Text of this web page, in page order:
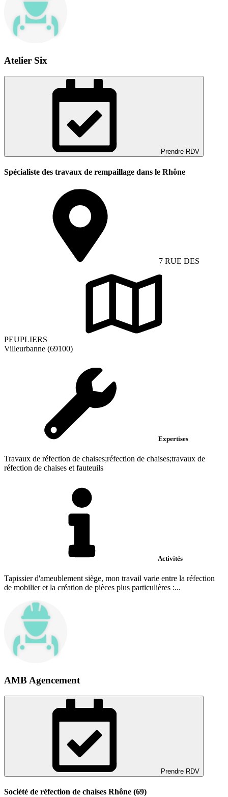
Atelier Six
Prendre RDV
Spécialiste des travaux de rempaillage dans le Rhône
7 RUE DES
PEUPLIERS
Villeurbanne (69100)
Expertises
Travaux de réfection de chaises;réfection de chaises;travaux de
réfection de chaises et fauteuils
Activités
Tapissier d'ameublement siège, mon travail varie entre la réfection
de mobilier et la création de pièces plus particulières :...
AMB Agencement
Prendre RDV
Société de réfection de chaises Rhône (69)